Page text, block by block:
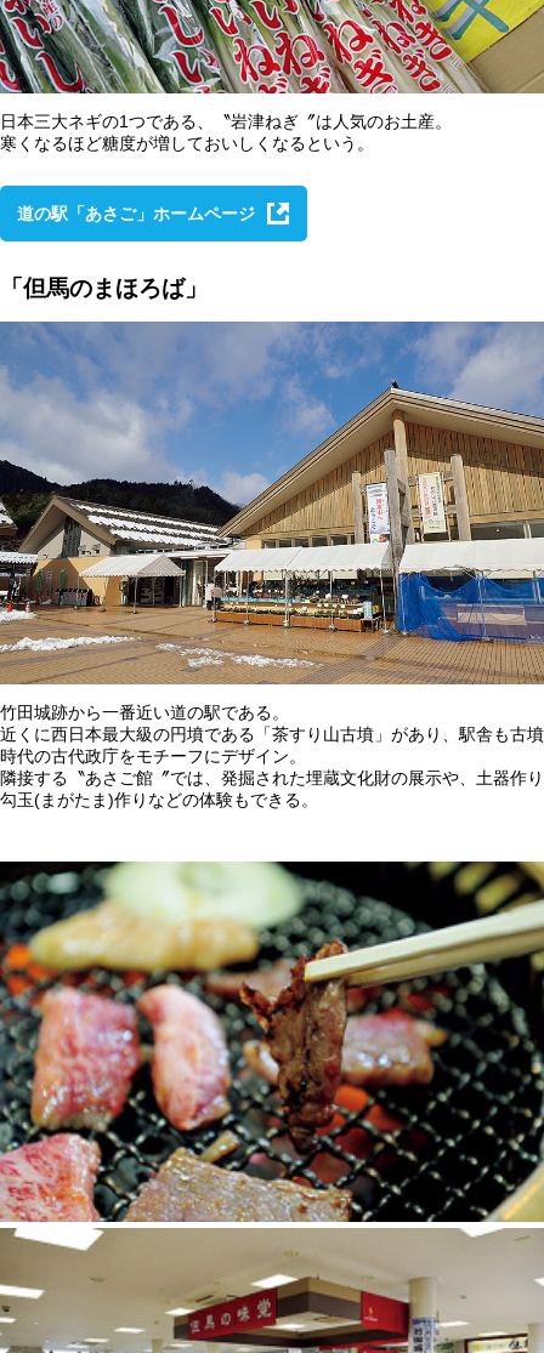
日本三大ネギの1つである、〝岩津ねぎ〞は人気のお土産。
寒くなるほど糖度が増しておいしくなるという。
道の駅「あさご」ホームページ
「但馬のまほろば」
竹田城跡から一番近い道の駅である。
近くに西日本最大級の円墳である「茶すり山古墳」があり、駅舎も古墳
時代の古代政庁をモチーフにデザイン。
隣接する〝あさご館〞では、発掘された埋蔵文化財の展示や、土器作り
勾玉(まがたま)作りなどの体験もできる。